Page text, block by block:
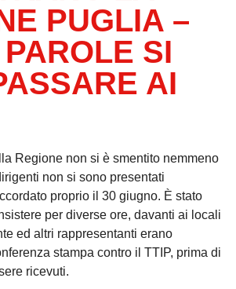
PUGLIA –
SI
AI
Regione non si è smentito nemmeno
non si sono presentati
proprio il 30 giugno. È stato
per diverse ore, davanti ai locali
ed altri rappresentanti erano
stampa contro il TTIP, prima di
ricevuti.